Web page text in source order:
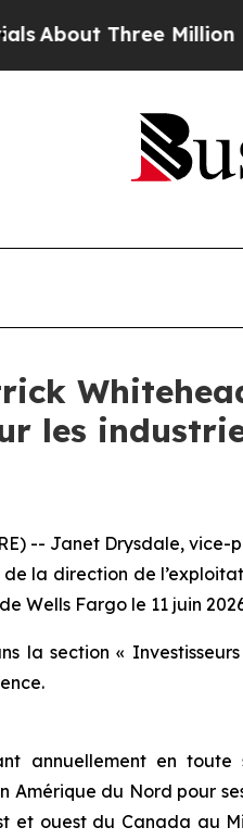
Three Million
les
-- Janet Drysdale,
la direction de
Wells Fargo le 11 juin
la section «
annuellement en
du Nord pour
et ouest du Canada au